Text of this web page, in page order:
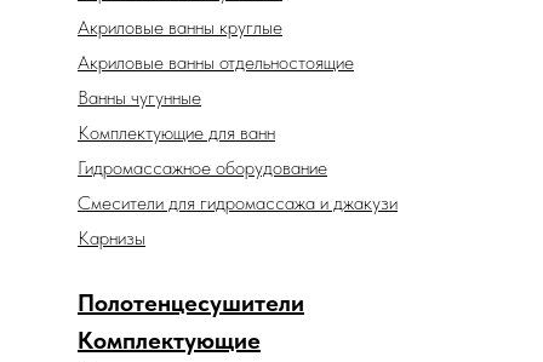
Комплектующие
Акриловые ванны отдельностоящие
Акриловые ванны круглые
Ванны чугунные
Комплектующие для ванн
Гидромассажное оборудование
Смесители для гидромассажа и джакузи
Карнизы
Полотенцесушители